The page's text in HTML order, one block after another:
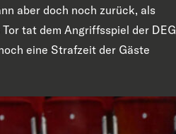
aber doch noch zurück, als
tat dem Angriffsspiel der DEG
eine Strafzeit der Gäste